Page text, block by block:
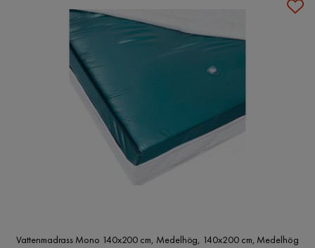
Vattenmadrass Mono 140x200 cm, Medelhög, 140x200 cm, Medelhög